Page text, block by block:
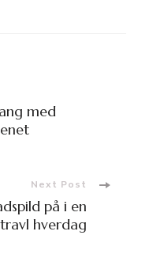
med
Next Post
på i en
travl hverdag